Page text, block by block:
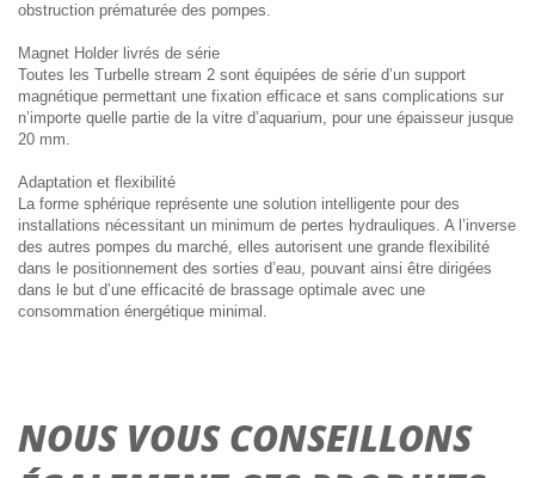
obstruction prématurée des pompes.
Magnet Holder livrés de série
Toutes les Turbelle stream 2 sont équipées de série d’un support
magnétique permettant une fixation efficace et sans complications sur
n’importe quelle partie de la vitre d’aquarium, pour une épaisseur jusque
20 mm.
Adaptation et flexibilité
La forme sphérique représente une solution intelligente pour des
installations nécessitant un minimum de pertes hydrauliques. A l’inverse
des autres pompes du marché, elles autorisent une grande flexibilité
dans le positionnement des sorties d’eau, pouvant ainsi être dirigées
dans le but d’une efficacité de brassage optimale avec une
consommation énergétique minimal.
NOUS VOUS CONSEILLONS